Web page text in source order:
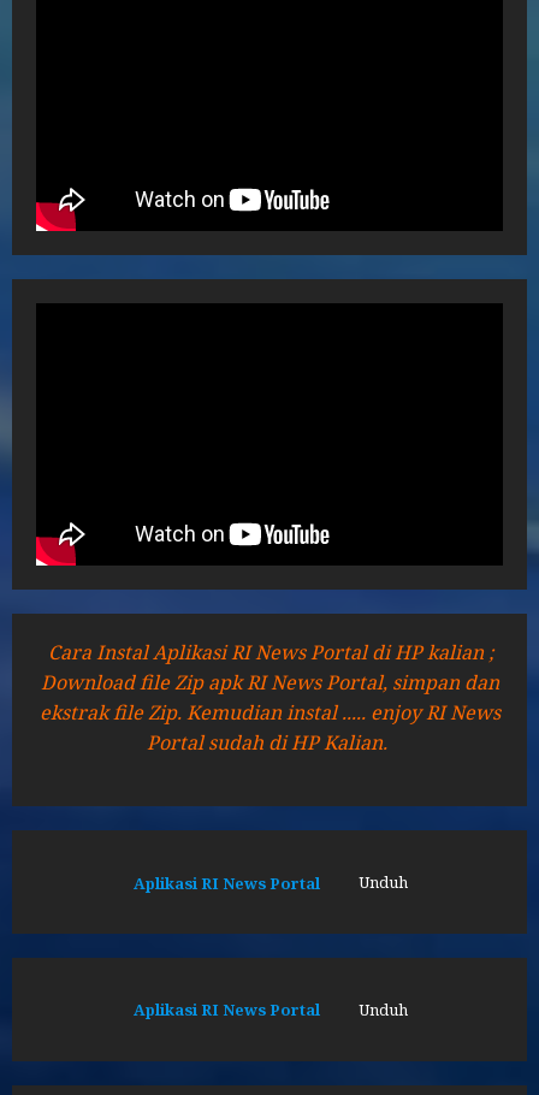
Cara Instal Aplikasi RI News Portal di HP kalian ;
Download file Zip apk RI News Portal, simpan dan
ekstrak file Zip. Kemudian instal ..... enjoy RI News
Portal sudah di HP Kalian.
Aplikasi RI News Portal Unduh
Aplikasi RI News Portal Unduh